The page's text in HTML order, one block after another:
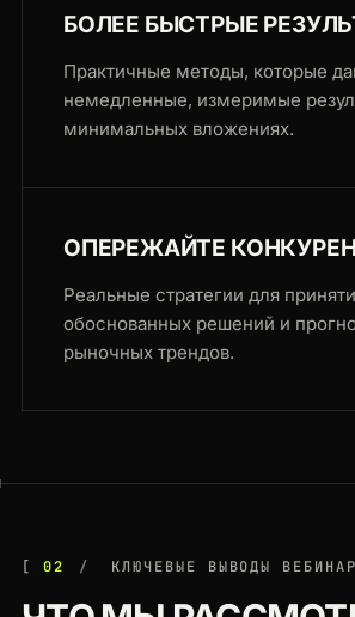
БОЛЕЕ БЫСТРЫЕ
Практичные методы, которые
немедленные, измеримые
минимальных вложениях.
ОПЕРЕЖАЙТЕ
Реальные стратегии для
обоснованных решений и
рыночных трендов.
02 КЛЮЧЕВЫЕ ВЫВОДЫ